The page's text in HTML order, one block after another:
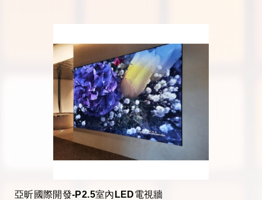
亞昕國際開發-P2.5室內LED電視牆